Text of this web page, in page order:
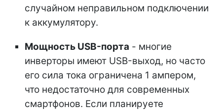
случайном неправильном подключении
к аккумулятору.
Мощность USB-порта - многие
инверторы имеют USB-выход, но часто
его сила тока ограничена 1 ампером,
что недостаточно для современных
смартфонов. Если планируете